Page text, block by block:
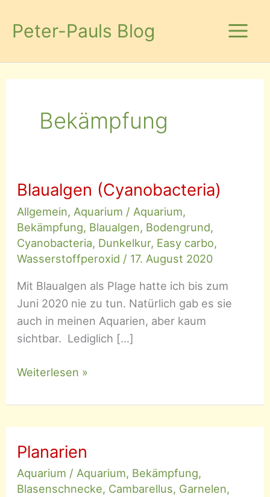
InhaltPeter-Pauls Blog
Bekämpfung
Blaualgen (Cyanobacteria)
Allgemein, Aquarium / Aquarium,
Bekämpfung, Blaualgen, Bodengrund,
Cyanobacteria, Dunkelkur, Easy carbo,
Wasserstoffperoxid / 17. August 2020
Mit Blaualgen als Plage hatte ich bis zum
Juni 2020 nie zu tun. Natürlich gab es sie
auch in meinen Aquarien, aber kaum
sichtbar. Lediglich […]
Blaualgen
Weiterlesen »
Planarien
Aquarium / Aquarium, Bekämpfung,
Blasenschnecke, Cambarellus, Garnelen,